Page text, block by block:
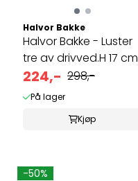
Halvor Bakke
Halvor Bakke - Luster
tre av drivved.H 17 cm
224,- 298,-
På lager
Kjøp
-50%